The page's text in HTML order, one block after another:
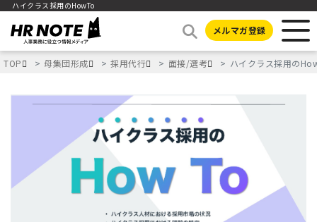
ハイクラス採用のHowTo
メルマガ登録
TOP 母集団形成 採用代行 面接/選考 ハイクラス採用の